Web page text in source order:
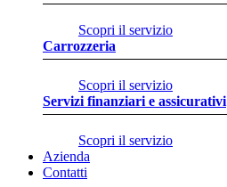
Scopri il servizio
Carrozzeria
Scopri il servizio
Servizi finanziari e assicurativi
Scopri il servizio
Azienda
Contatti